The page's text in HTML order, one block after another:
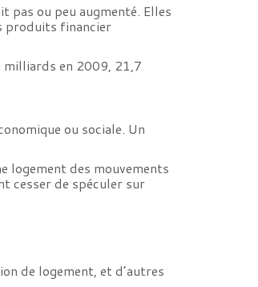
pas ou peu augmenté. Elles
produits financier
milliards en 2009, 21,7
ou sociale. Un
logement des mouvements
cesser de spéculer sur
de logement, et d’autres